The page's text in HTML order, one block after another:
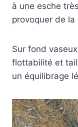
à une esche
provoquer de la
Sur fond
flottabilité et
un équilibrage